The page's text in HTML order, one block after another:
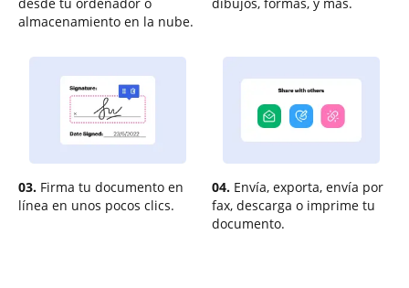
almacenamiento en la nube.
03. Firma tu documento en
línea en unos pocos clics.
04. Envía, exporta, envía por
fax, descarga o imprime tu
documento.